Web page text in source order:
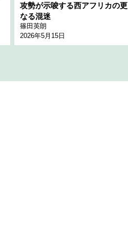
攻勢が示唆する西アフリカの更
なる混迷
篠田英朗
2026年5月15日